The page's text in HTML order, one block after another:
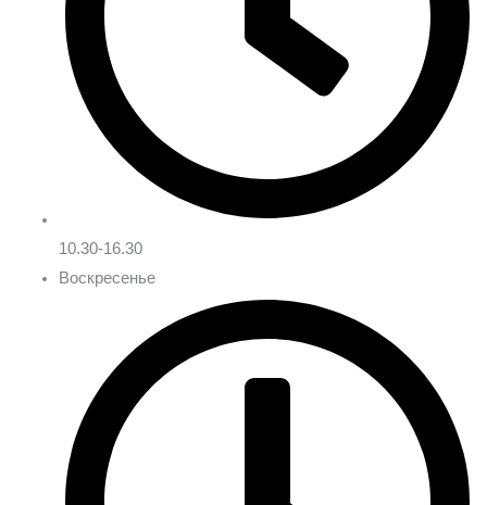
10.30-16.30
Воскресенье